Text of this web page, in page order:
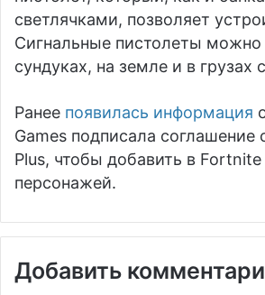
светлячками, позволяет
Сигнальные пистолеты можно
сундуках, на земле и в грузах
Ранее появилась информация
Games подписала соглашение
Plus, чтобы добавить в
персонажей.
Добавить